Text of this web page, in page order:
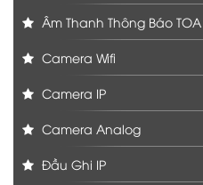
Âm Thanh Thông Báo TOA
Camera Wifi
Camera IP
Camera Analog
Đầu Ghi IP